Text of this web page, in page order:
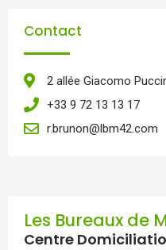
Contact
2 allée Giacomo
+33 9 72 13 13 17
r.brunon@lbm42.com
Les Bureaux de
Centre